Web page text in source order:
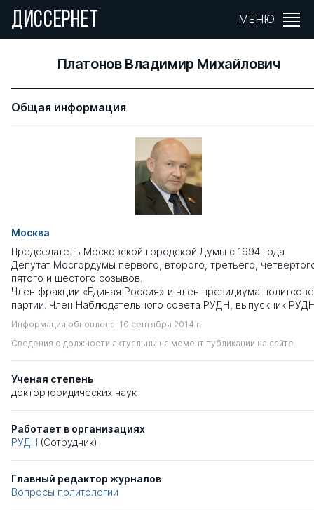
ДИССЕРНЕТ МЕНЮ
Платонов Владимир Михайлович
Общая информация
Москва
Председатель Московской городской Думы с 1994 года.
Депутат Мосгордумы первого, второго, третьего,
пятого и шестого созывов.
Член фракции «Единая Россия» и член президиума
партии. Член Наблюдательного совета РУДН, выпускник
Информация обновлена: 10 сентября 2014 г.
Сведения о должности актуальны на момент публикации на сайте
Ученая степень
доктор юридических наук
Работает в организациях
РУДН (Сотрудник)
Главный редактор журналов
Вопросы политологии